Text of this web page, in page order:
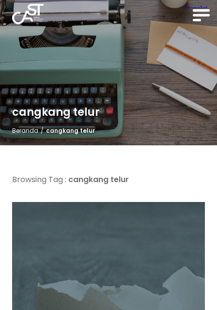
cangkang telur
Beranda / cangkang telur
Browsing Tag : cangkang telur